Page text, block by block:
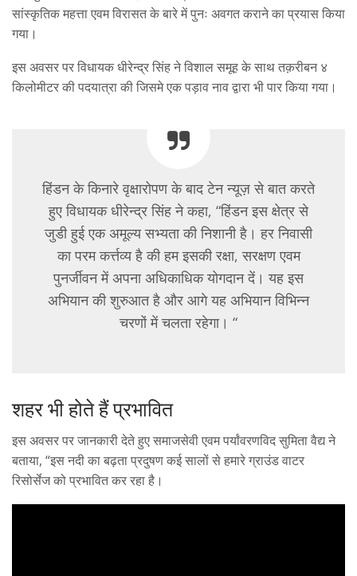
सांस्कृतिक महत्ता एवम विरासत के बारे में पुनः अवगत कराने का प्रयास किया
गया।
इस अवसर पर विधायक धीरेन्द्र सिंह ने विशाल समूह के साथ तक़रीबन ४
किलोमीटर की पदयात्रा की जिसमे एक पड़ाव नाव द्वारा भी पार किया गया।
हिंडन के किनारे वृक्षारोपण के बाद टेन न्यूज़ से बात करते
हुए विधायक धीरेन्द्र सिंह ने कहा, “हिंडन इस क्षेत्र से
जुडी हुई एक अमूल्य सभ्यता की निशानी है। हर निवासी
का परम कर्त्तव्य है की हम इसकी रक्षा, सरक्षण एवम
पुनर्जीवन में अपना अधिकाधिक योगदान दें। यह इस
अभियान की शुरुआत है और आगे यह अभियान विभिन्न
चरणों में चलता रहेगा। “
शहर भी होते हैं प्रभावित
इस अवसर पर जानकारी देते हुए समाजसेवी एवम पर्यांवरणविद सुमिता वैद्य ने
बताया, “इस नदी का बढ़ता प्रदुषण कई सालों से हमारे ग्राउंड वाटर
रिसोर्सेज को प्रभावित कर रहा है।